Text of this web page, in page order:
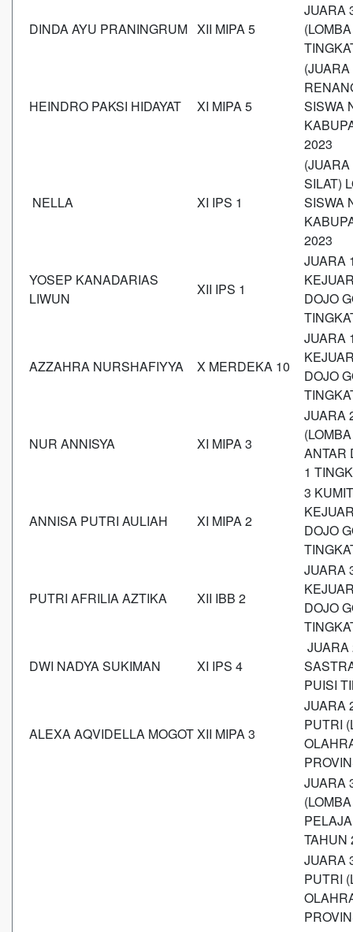
DINDA AYU PRANINGRUM XII MIPA 5
JUARA
HEINDRO PAKSI HIDAYAT XI MIPA 5
SISWA
2023
NELLA XI IPS 1
SILAT)
SISWA
2023
YOSEP KANADARIAS
LIWUN
XII IPS 1
JUARA
DOJO
AZZAHRA NURSHAFIYYA X MERDEKA 10
JUARA
DOJO
NUR ANNISYA XI MIPA 3
JUARA
ANTAR
1
ANNISA PUTRI AULIAH XI MIPA 2
3
DOJO
PUTRI AFRILIA AZTIKA XII IBB 2
JUARA
DOJO
DWI NADYA SUKIMAN XI IPS 4
JUARA
PUISI
ALEXA AQVIDELLA MOGOTXII MIPA 3
JUARA
PUTRI
JUARA
TAHUN
JUARA
PUTRI